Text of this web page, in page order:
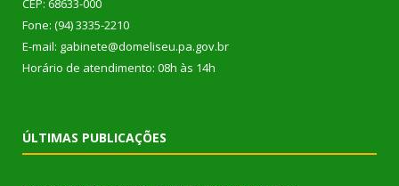
CEP: 68633-000
Fone: (94) 3335-2210
E-mail: gabinete@domeliseu.pa.gov.br
Horário de atendimento: 08h às 14h
ÚLTIMAS PUBLICAÇÕES